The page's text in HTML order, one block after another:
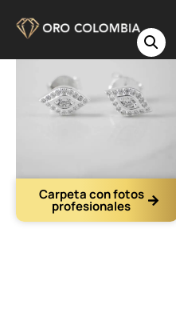
Carpeta con fotos
profesionales